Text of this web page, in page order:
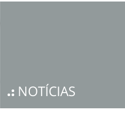
NOTÍCIAS